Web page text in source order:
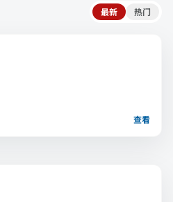
最新 热门
查看